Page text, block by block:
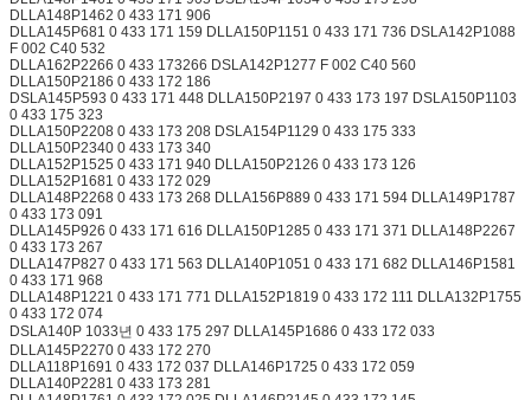
DLLA148P1462 0 433 171 906
DLLA145P681 0 433 171 159 DLLA150P1151 0 433 171 736 DSLA142P1088
F 002 C40 532
DLLA162P2266 0 433 173266 DSLA142P1277 F 002 C40 560
DLLA150P2186 0 433 172 186
DSLA145P593 0 433 171 448 DLLA150P2197 0 433 173 197 DSLA150P1103
0 433 175 323
DLLA150P2208 0 433 173 208 DSLA154P1129 0 433 175 333
DLLA150P2340 0 433 173 340
DLLA152P1525 0 433 171 940 DLLA150P2126 0 433 173 126
DLLA152P1681 0 433 172 029
DLLA148P2268 0 433 173 268 DLLA156P889 0 433 171 594 DLLA149P1787
0 433 173 091
DLLA145P926 0 433 171 616 DLLA150P1285 0 433 171 371 DLLA148P2267
0 433 173 267
DLLA147P827 0 433 171 563 DLLA140P1051 0 433 171 682 DLLA146P1581
0 433 171 968
DLLA148P1221 0 433 171 771 DLLA152P1819 0 433 172 111 DLLA132P1755
0 433 172 074
DSLA140P 1033년 0 433 175 297 DLLA145P1686 0 433 172 033
DLLA145P2270 0 433 172 270
DLLA118P1691 0 433 172 037 DLLA146P1725 0 433 172 059
DLLA140P2281 0 433 173 281